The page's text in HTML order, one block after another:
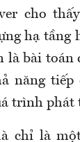
cho
hạ tầng
là bài toán
năng tiếp
trình phát
chỉ là